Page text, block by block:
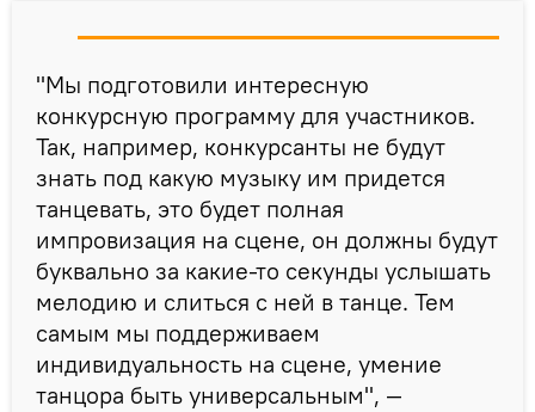
"Мы подготовили интересную
конкурсную программу для участников.
Так, например, конкурсанты не будут
знать под какую музыку им придется
танцевать, это будет полная
импровизация на сцене, он должны будут
буквально за какие-то секунды услышать
мелодию и слиться с ней в танце. Тем
самым мы поддерживаем
индивидуальность на сцене, умение
танцора быть универсальным", —